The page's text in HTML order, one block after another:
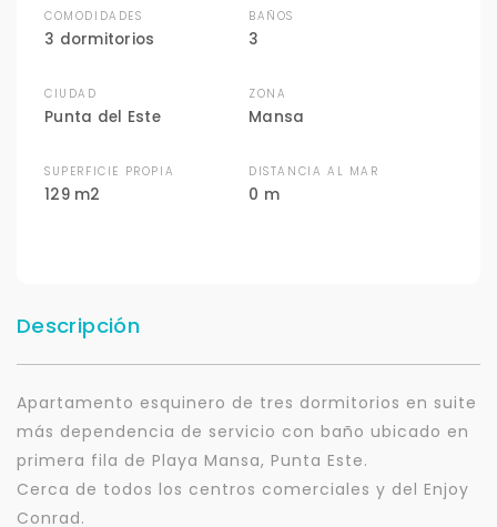
COMODIDADES
3 dormitorios
BAÑOS
3
CIUDAD
Punta del Este
ZONA
Mansa
SUPERFICIE PROPIA
129 m2
DISTANCIA AL MAR
0 m
Descripción
Apartamento esquinero de tres dormitorios en suite
más dependencia de servicio con baño ubicado en
primera fila de Playa Mansa, Punta Este.
Cerca de todos los centros comerciales y del Enjoy
Conrad.